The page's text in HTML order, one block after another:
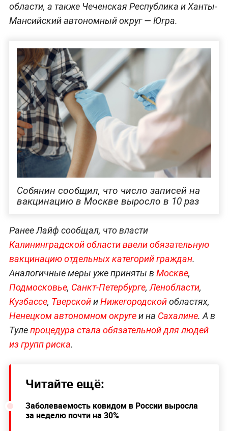
области, а также Чеченская Республика и Ханты-
Мансийский автономный округ — Югра.
Собянин сообщил, что число записей на
вакцинацию в Москве выросло в 10 раз
Ранее Лайф сообщал, что власти
Калининградской области ввели обязательную
вакцинацию отдельных категорий граждан.
Аналогичные меры уже приняты в Москве,
Подмосковье, Санкт-Петербурге,Ленобласти,
Кузбассе, ТверскойиНижегородскойобластях,
Ненецком автономном округеи на Сахалине. А в
Тулепроцедура стала обязательной для людей
из групп риска.
Читайте ещё:
Заболеваемость ковидом в России выросла
за неделю почти на 30%